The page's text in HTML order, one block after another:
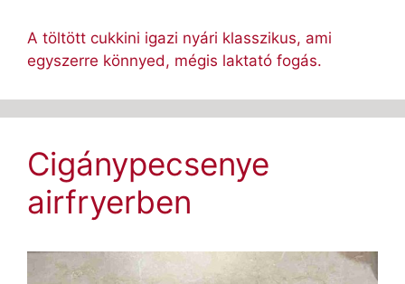
A töltött cukkini igazi nyári klasszikus, ami
egyszerre könnyed, mégis laktató fogás.
Cigánypecsenye
airfryerben